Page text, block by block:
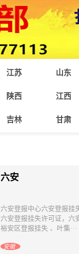
江苏 山东
陕西 江西
吉林 甘肃
六安
六安登报中心六安登报挂
六安登报挂失许可证，六
裕安区登报挂失 、叶集···
安徽